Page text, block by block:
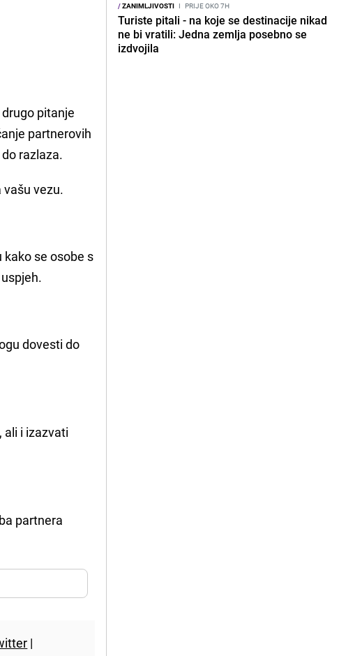
pitanje
partnerovih
razlaza.
vezu.
se osobe s
dovesti do
ali i izazvati
partnera
|
/ZANIMLJIVOSTI I PRIJE OKO 7H
Turiste pitali - na koje se destinacije nikad
ne bi vratili: Jedna zemlja posebno se
izdvojila